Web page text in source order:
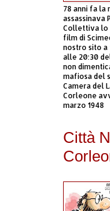
78 anni fa la
assassinava
Collettiva lo
film di
nostro sito
alle 20:30
non
mafiosa del
Camera del
Corleone
marzo 1948
Città